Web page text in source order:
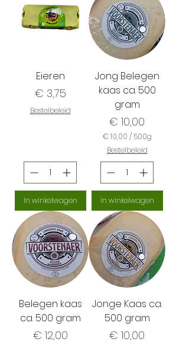
Eieren
Prijs
€ 3,75
Bestelbeleid
In winkelwagen
Jong Belegen
kaas ca. 500
gram
Prijs
€ 10,00
€ 10,00 / 500g
€
1
0
,
0
0
e
5
0
0
G
r
a
m
Bestelbeleid
In winkelwagen
Belegen kaas
ca. 500 gram
Prijs
€ 12,00
Jonge Kaas ca.
500 gram
Prijs
€ 10,00